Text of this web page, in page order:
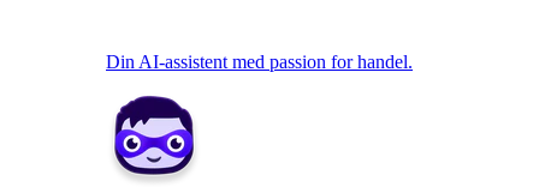
Din AI-assistent med passion for handel.